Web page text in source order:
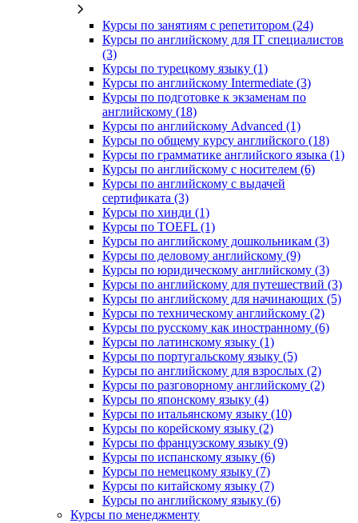
Курсы по занятиям с репетитором (24)
Курсы по английскому для IT специалистов
(3)
Курсы по турецкому языку (1)
Курсы по английскому Intermediate (3)
Курсы по подготовке к экзаменам по
английскому (18)
Курсы по английскому Advanced (1)
Курсы по общему курсу английского (18)
Курсы по грамматике английского языка (1)
Курсы по английскому с носителем (6)
Курсы по английскому с выдачей
сертификата (3)
Курсы по хинди (1)
Курсы по TOEFL (1)
Курсы по английскому дошкольникам (3)
Курсы по деловому английскому (9)
Курсы по юридическому английскому (3)
Курсы по английскому для путешествий (3)
Курсы по английскому для начинающих (5)
Курсы по техническому английскому (2)
Курсы по русскому как иностранному (6)
Курсы по латинскому языку (1)
Курсы по португальскому языку (5)
Курсы по английскому для взрослых (2)
Курсы по разговорному английскому (2)
Курсы по японскому языку (4)
Курсы по итальянскому языку (10)
Курсы по корейскому языку (2)
Курсы по французскому языку (9)
Курсы по испанскому языку (6)
Курсы по немецкому языку (7)
Курсы по китайскому языку (7)
Курсы по английскому языку (6)
Курсы по менеджменту